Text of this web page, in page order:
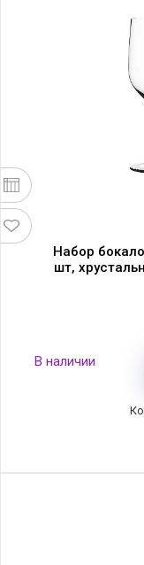
Набор
шт,